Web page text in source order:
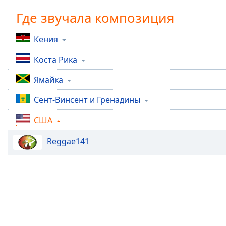
Chapters
Descriptions
descriptions
off,
selected
Subtitles
subtitles
settings
opens
Где звучала композиция
Кения
Коста Рика
Ямайка
Сент-Винсент и Гренадины
США
Reggae141